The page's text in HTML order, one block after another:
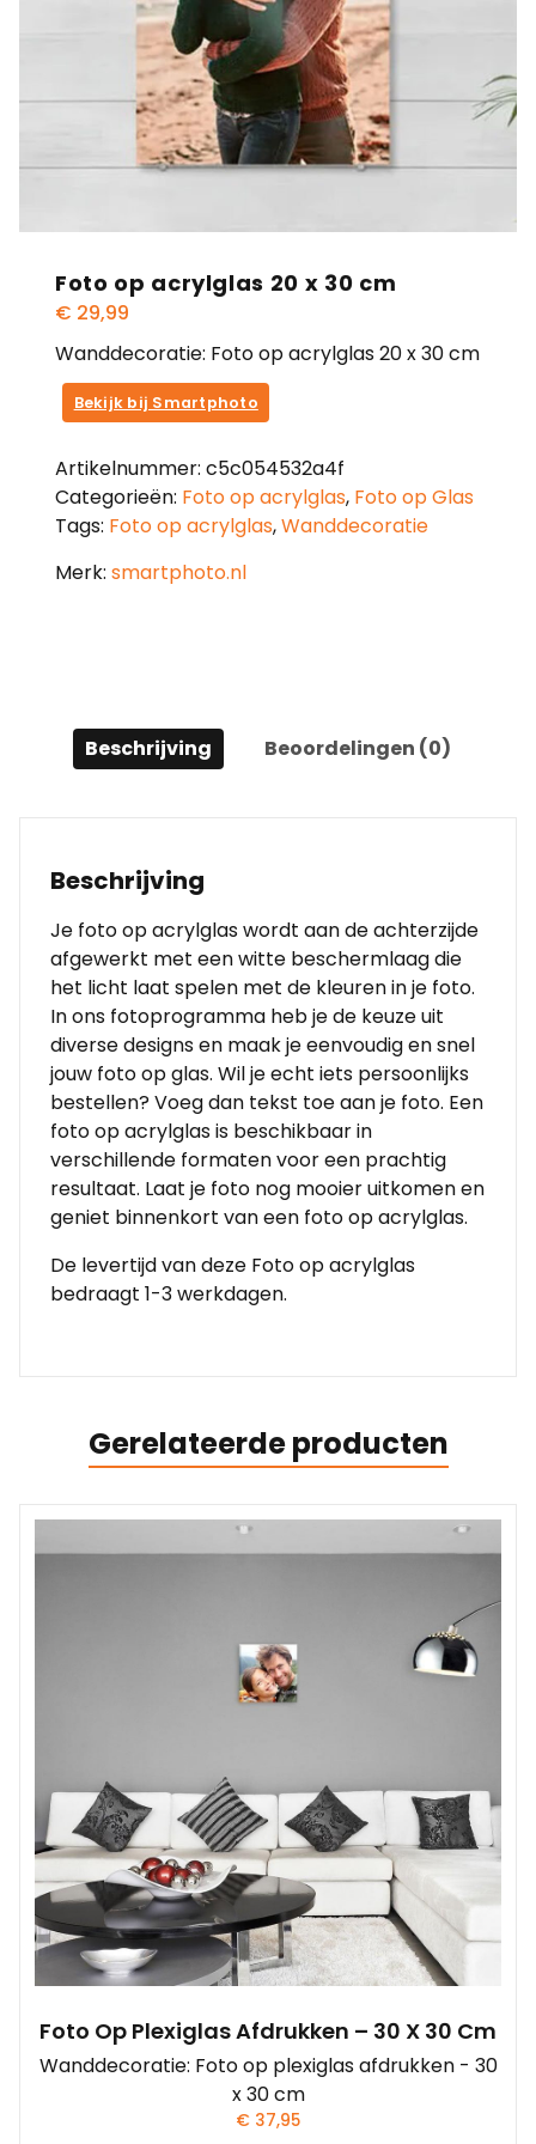
Foto op acrylglas 20 x 30 cm
€ 29,99
Wanddecoratie: Foto op acrylglas 20 x 30 cm
Bekijk bij Smartphoto
Artikelnummer: c5c054532a4f
Categorieën: Foto op acrylglas, Foto op Glas
Tags: Foto op acrylglas,Wanddecoratie
Merk: smartphoto.nl
Beschrijving Beoordelingen (0)
Beschrijving
Je foto op acrylglas wordt aan de achterzijde
afgewerkt met een witte beschermlaag die
het licht laat spelen met de kleuren in je foto.
In ons fotoprogramma heb je de keuze uit
diverse designs en maak je eenvoudig en snel
jouw foto op glas. Wil je echt iets persoonlijks
bestellen? Voeg dan tekst toe aan je foto. Een
foto op acrylglas is beschikbaar in
verschillende formaten voor een prachtig
resultaat. Laat je foto nog mooier uitkomen en
geniet binnenkort van een foto op acrylglas.
De levertijd van deze Foto op acrylglas
bedraagt 1-3 werkdagen.
Gerelateerde producten
Foto Op Plexiglas Afdrukken – 30 X 30 Cm
Wanddecoratie: Foto op plexiglas afdrukken - 30
x 30 cm
€ 37,95